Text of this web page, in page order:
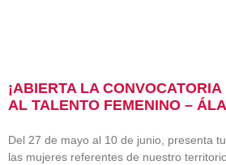
¡ABIERTA LA
AL TALENTO FEMENINO –
Del 27 de mayo al 10 de junio, presenta
las mujeres referentes de nuestro territorio.